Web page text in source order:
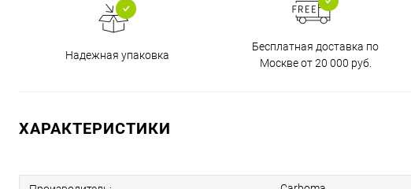
Надежная упаковка
Бесплатная доставка по
Москве от 20 000 руб.
ХАРАКТЕРИСТИКИ